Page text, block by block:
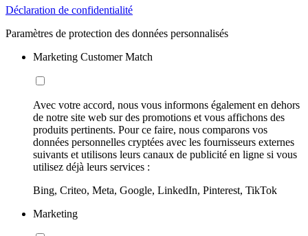
Déclaration de confidentialité
Paramètres de protection des données personnalisés
Marketing Customer Match
Avec votre accord, nous vous informons également en dehors
de notre site web sur des promotions et vous affichons des
produits pertinents. Pour ce faire, nous comparons vos
données personnelles cryptées avec les fournisseurs externes
suivants et utilisons leurs canaux de publicité en ligne si vous
utilisez déjà leurs services :
Bing, Criteo, Meta, Google, LinkedIn, Pinterest, TikTok
Marketing